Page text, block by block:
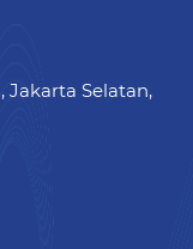
Jakarta Selatan,